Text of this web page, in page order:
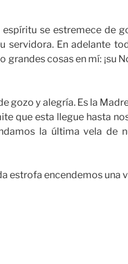
se estremece de
servidora. En adelante
cosas en mí: ¡su
gozo y alegría. Es la
que esta llegue hasta
la última vela de
estrofa encendemos una